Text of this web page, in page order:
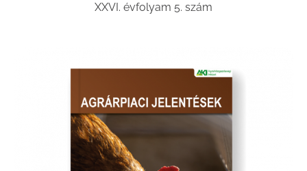
XXVI. évfolyam 5. szám